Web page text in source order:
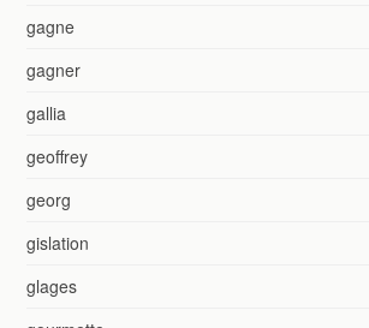
gagne
gagner
gallia
geoffrey
georg
gislation
glages